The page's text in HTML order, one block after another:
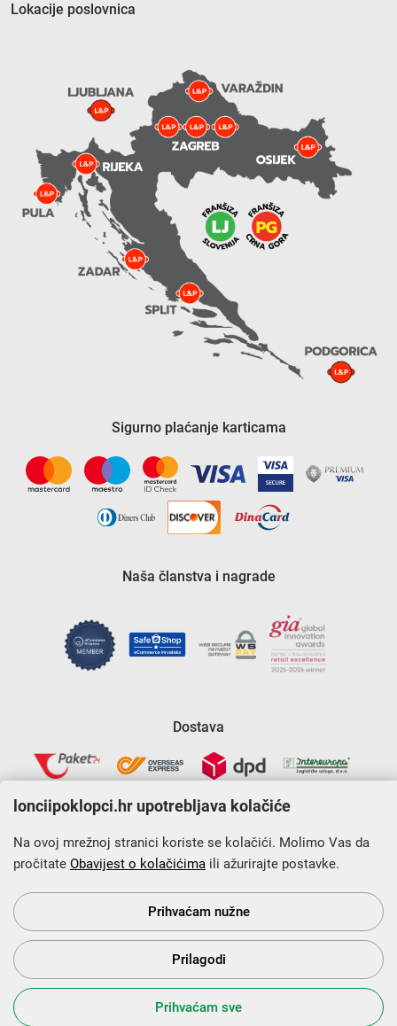
Lokacije poslovnica
Sigurno plaćanje karticama
Naša članstva i nagrade
Dostava
Krajnji primatelj financijskog instrumenta sufinanciranog iz
Europskog fonda za regionalni razvoj u sklopu Operativnog
programa „Konkurentnost i kohezija”.
s Vama od 2014. godine!
lonciipoklopci.hr upotrebljava kolačiće
Na ovoj mrežnoj stranici koriste se kolačići. Molimo Vas da
pročitate Obavijest o kolačićima ili ažurirajte postavke.
Prihvaćam nužne
Prilagodi
Prihvaćam sve